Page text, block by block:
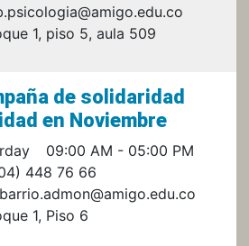
1, piso 5, aula 509
de solidaridad
en Noviembre
09:00 AM - 05:00 PM
448 76 66
1, Piso 6